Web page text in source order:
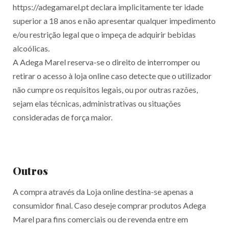
https://adegamarel.pt declara implicitamente ter idade
superior a 18 anos e não apresentar qualquer impedimento
e/ou restrição legal que o impeça de adquirir bebidas
alcoólicas.
A Adega Marel reserva-se o direito de interromper ou
retirar o acesso à loja online caso detecte que o utilizador
não cumpre os requisitos legais, ou por outras razões,
sejam elas técnicas, administrativas ou situações
consideradas de força maior.
Outros
A compra através da Loja online destina-se apenas a
consumidor final. Caso deseje comprar produtos Adega
Marel para fins comerciais ou de revenda entre em